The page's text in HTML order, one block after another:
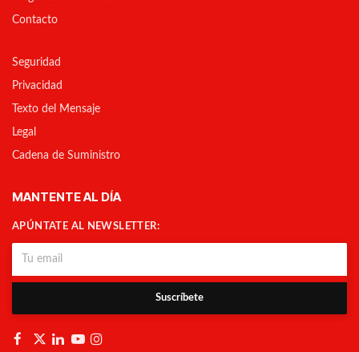
Contacto
Seguridad
Privacidad
Texto del Mensaje
Legal
Cadena de Suministro
MANTENTE AL DÍA
APÚNTATE AL NEWSLETTER:
Suscríbete